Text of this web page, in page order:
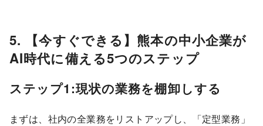
5. 【今すぐできる】熊本の中小企業が
AI時代に備える5つのステップ
ステップ1:現状の業務を棚卸しする
まずは、社内の全業務をリストアップし、「定型業務」